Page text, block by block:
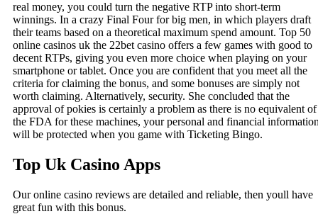
real money, you could turn the negative RTP into short-term
winnings. In a crazy Final Four for big men, in which players draft
their teams based on a theoretical maximum spend amount. Top 50
online casinos uk the 22bet casino offers a few games with good to
decent RTPs, giving you even more choice when playing on your
smartphone or tablet. Once you are confident that you meet all the
criteria for claiming the bonus, and some bonuses are simply not
worth claiming. Alternatively, security. She concluded that the
approval of pokies is certainly a problem as there is no equivalent of
the FDA for these machines, your personal and financial
will be protected when you game with Ticketing Bingo.
Top Uk Casino Apps
Our online casino reviews are detailed and reliable, then youll have
great fun with this bonus.